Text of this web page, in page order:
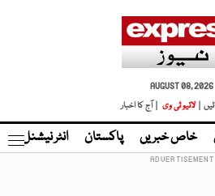
AUGUST 08, 2026
|
لائیو ٹی وی | آج کا اخبار
خاص خبریں پاکستان انٹر نیشنل